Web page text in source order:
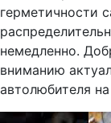
герметичности
немедленно.
вниманию
автолюбителя